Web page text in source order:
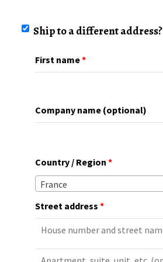
Ship to a different address?
First name*
Company name (optional)
Country / Region *
France
Street address *
Apartment,